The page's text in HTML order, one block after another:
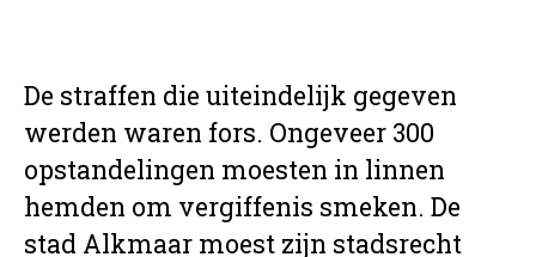
De straffen die uiteindelijk gegeven
werden waren fors. Ongeveer 300
opstandelingen moesten in linnen
hemden om vergiffenis smeken. De
stad Alkmaar moest zijn stadsrecht